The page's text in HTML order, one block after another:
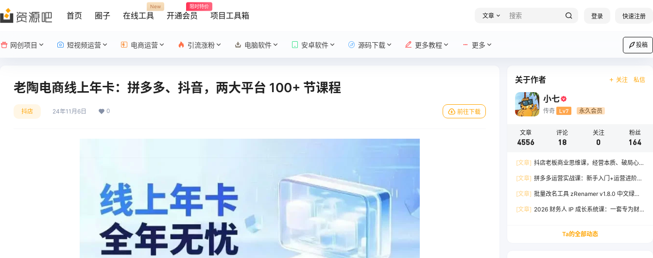
首页 圈子 在线工具
New
开通会员
限时特价
项目工具箱 文章 登录 快速注册
网创项目 短视频运营 电商运营 引流涨粉 电脑软件 安卓软件 源码下载 更多教程 更多 投稿
老陶电商线上年卡：拼多多、抖音，两大平台 100+ 节课程
抖店 24年11月6日 0 前往下载
关于作者 关注 私信
小七
传奇 Lv7 永久会员
文章
4556
评论
18
关注
0
粉丝
164
[文章] 抖店老板商业思维课，经营本质、破局心
增
[文章] 拼多多运营实战课：新手入门+运营进阶、
出百单
[文章] 批量改名工具 zRenamer v1.8.0 中文绿色
[文章] 2026 财务人 IP 成长系统课：一套专为财
Ta的全部动态